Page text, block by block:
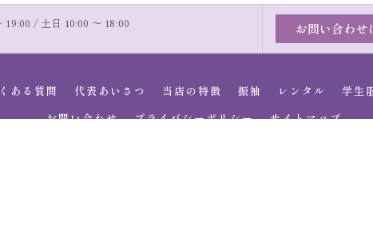
/ 土日 10:00 〜 18:00 お問い合わせ
ある質問 代表あいさつ 当店の特徴 振袖 レンタル 学生
お問い合わせ
プライバシーポリシー サイトマップ